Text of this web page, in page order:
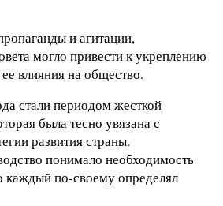
и агитации,
могло привести к укреплению
влияния на общество.
стали периодом жесткой
была тесно увязана с
развития страны.
понимало необходимость
каждый по-своему определял